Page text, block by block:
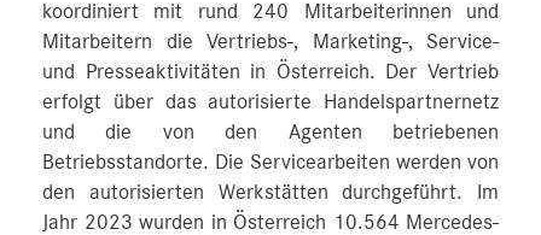
koordiniert mit rund 240 Mitarbeiterinnen und
Mitarbeitern die Vertriebs-, Marketing-, Service-
und Presseaktivitäten in Österreich. Der Vertrieb
erfolgt über das autorisierte Handelspartnernetz
und die von den Agenten betriebenen
Betriebsstandorte. Die Servicearbeiten werden von
den autorisierten Werkstätten durchgeführt. Im
Jahr 2023 wurden in Österreich 10.564 Mercedes-